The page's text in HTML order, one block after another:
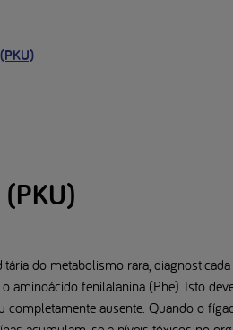
do metabolismo rara,
aminoácido fenilalanina (Phe). Isto
ausente. Quando o